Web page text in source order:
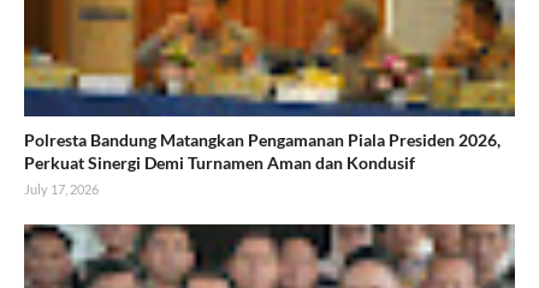
Polresta Bandung Matangkan Pengamanan Piala Presiden 2026,
Perkuat Sinergi Demi Turnamen Aman dan Kondusif
July 17, 2026